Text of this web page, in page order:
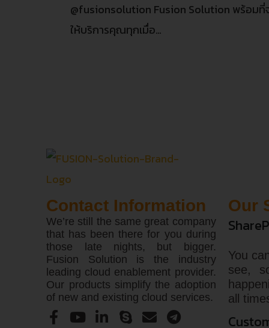
@fusionsolution Fusion Solution พร้อมที่
ให้บริการคุณทุกเมื่อ…
Contact Information
We’re still the same great company
that has been there for you during
those late nights, but bigger.
Fusion Solution is the industry
leading cloud enablement provider.
Our products simplify the adoption
of new and existing cloud services.
Our
You
see,
all